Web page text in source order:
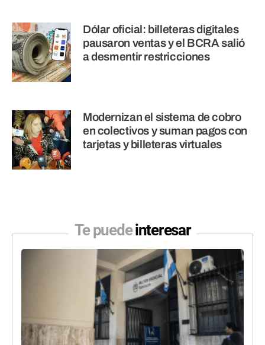
Dólar oficial: billeteras digitales
pausaron ventas y el BCRA salió
a desmentir restricciones
Modernizan el sistema de cobro
en colectivos y suman pagos con
tarjetas y billeteras virtuales
Te puedeinteresar